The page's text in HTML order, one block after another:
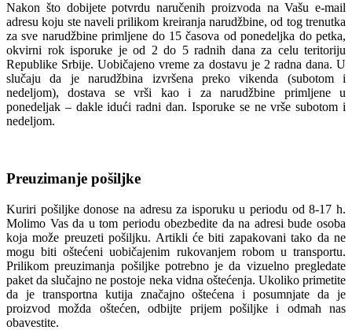
Nakon što dobijete potvrdu naručenih proizvoda na Vašu e-mail
adresu koju ste naveli prilikom kreiranja narudžbine, od tog trenutka
za sve narudžbine primljene do 15 časova od ponedeljka do petka,
okvirni rok isporuke je od 2 do 5 radnih dana za celu teritoriju
Republike Srbije. Uobičajeno vreme za dostavu je 2 radna dana. U
slučaju da je narudžbina izvršena preko vikenda (subotom i
nedeljom), dostava se vrši kao i za narudžbine primljene u
ponedeljak – dakle idući radni dan. Isporuke se ne vrše subotom i
nedeljom.
Preuzimanje pošiljke
Kuriri pošiljke donose na adresu za isporuku u periodu od 8-17 h.
Molimo Vas da u tom periodu obezbedite da na adresi bude osoba
koja može preuzeti pošiljku. Artikli će biti zapakovani tako da ne
mogu biti oštećeni uobičajenim rukovanjem robom u transportu.
Prilikom preuzimanja pošiljke potrebno je da vizuelno pregledate
paket da slučajno ne postoje neka vidna oštećenja. Ukoliko primetite
da je transportna kutija značajno oštećena i posumnjate da je
proizvod možda oštećen, odbijte prijem pošiljke i odmah nas
obavestite.